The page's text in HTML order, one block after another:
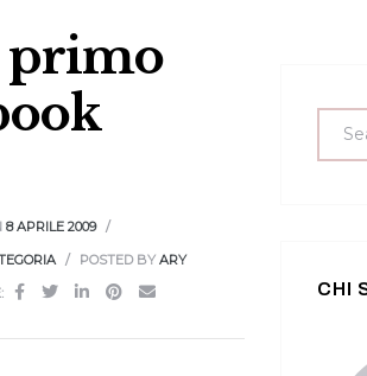
8 APRILE 2009
POSTED BY ARY
CHI